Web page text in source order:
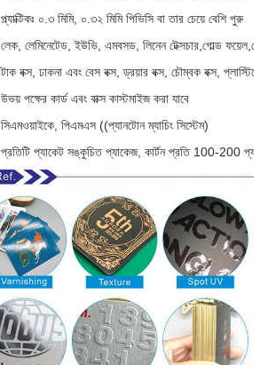
প্ল্যাক্টিকঃ ০.৩ মিমি, ০.৩২ মিমি পিভিসি বা তার চেয়ে বেশি পুরু
লেক, লেমিনেটেড, ইউভি, এমবসড, লিনেন টেক্সচার,গোল্ড
টাক বক্স, ঢাকনা এবং বেস বক্স, ড্রয়ার বক্স, চৌম্বক বক্স,
উভয় পক্ষের কার্ড এবং বাক্স কাস্টমাইজ করা যাবে
সিএমওয়াইকে, পিএমএস ((প্যানটোন ম্যাচিং সিস্টেম)
প্রতিটি প্যাকেট সঙ্কুচিত প্যাকেজ, কার্টন প্রতি 100-200